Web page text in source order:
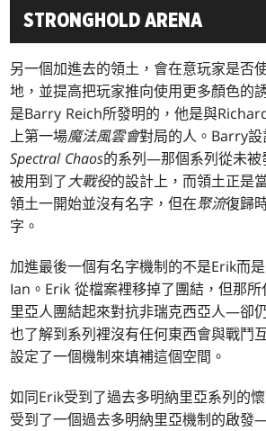
STRONGHOLD ARENA
另一個加進去的領土，會在意玩家是否
地，並提高把玩家推向使用更多顏色的
是Barry Reich所發明的，他是與
上第一場魔法風雲會對局的人。Barry
Spectral Chaos的系列—那個系列從未
被用到了大戰役的設計上，而領土正是
領土一開始並沒有名字，但在聚流復歸
字。
加進最後一個有名字機制的不是Erik而
Ian。Erik 從檔案裡移掉了團結，但那
里亞人團結起來對抗非瑞克西亞人—卻
也了解到系列裡沒有任何東西會與戰鬥
設定了一個機制來填補這個空間。
如同Erik受到了過去多明納里亞系列的
受到了一個過去多明納里亞機制的啟發